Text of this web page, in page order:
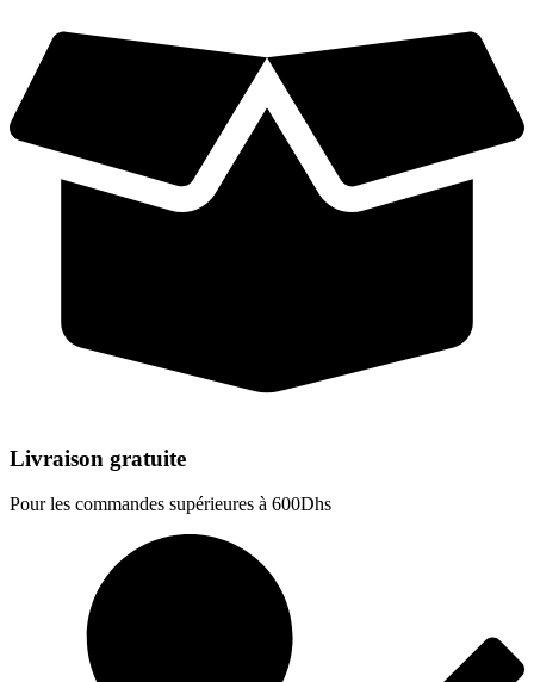
MAD 110,00.
Livraison gratuite
Pour les commandes supérieures à 600Dhs